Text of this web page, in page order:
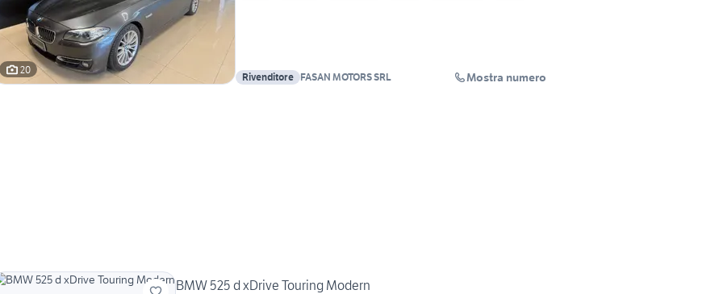
20
Rivenditore FASAN MOTORS SRL Mostra numero
BMW 525 d xDrive Touring Modern